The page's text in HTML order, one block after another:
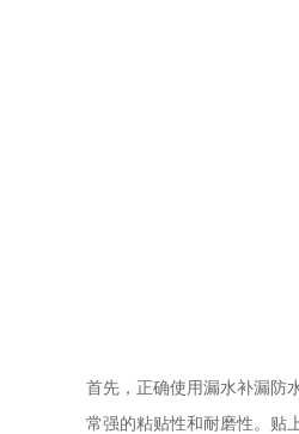
首先，正确使用漏水补漏防
常强的粘贴性和耐磨性。贴